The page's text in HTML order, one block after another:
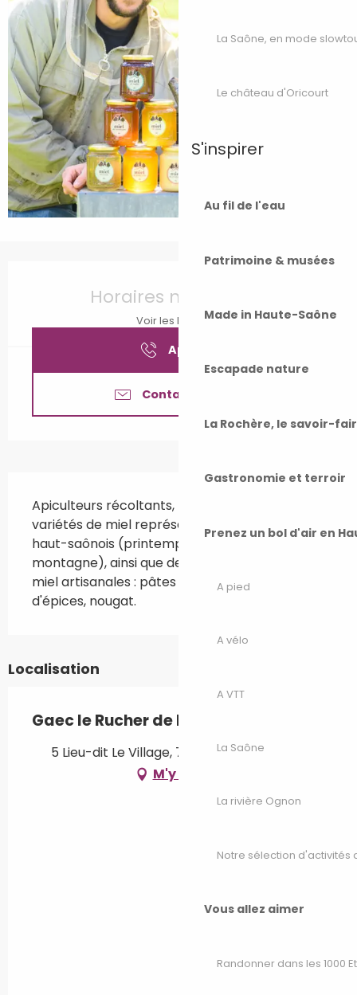
La Saône, en mode
Le château d'Oricourt
S'inspirer
Au fil de l'eau
Patrimoine & musées
Made in Haute-Saône
Escapade nature
La Rochère, le savoir-
Gastronomie et terroir
Prenez un bol d'air en
A pied
A vélo
A VTT
La Saône
La rivière Ognon
Notre sélection d'activités
Vous allez aimer
Randonner dans les 1000
Horaires non définis
Voir les horaires
Appeler
Contactez-nous
Apiculteurs récoltants, nous proposons 5
variétés de miel représentatives du terroir
haut-saônois (printemps, fleurs, acacia, été,
montagne), ainsi que des gourmandises au
miel artisanales : pâtes à tartiner, pain
d'épices, nougat.
Localisation
Gaec le Rucher de la Brèche
5 Lieu-dit Le Village, 70280 Saint-Bresson
M'y rendre